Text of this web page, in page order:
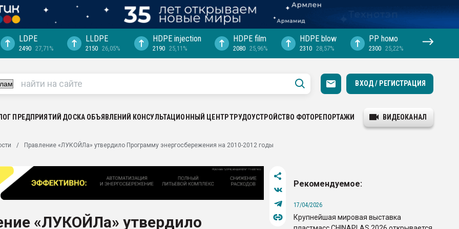
выходит на
рынке
LDPE
2490 27,71%
LLDPE
2150 26,05%
HDPE injection
2190 25,11%
HDPE film
2080 25,96%
HDPE blow
2310 28,57%
PP hомо
2300 25,22%
ВХОД / РЕГИСТРАЦИЯ
ПРЕДПРИЯТИЙ ДОСКА ОБЪЯВЛЕНИЙ КОНСУЛЬТАЦИОННЫЙ ЦЕНТРТРУДОУСТРОЙСТВО ФОТОРЕПОРТАЖИ ВИДЕОКАНАЛ
Правление «ЛУКОЙЛа» утвердило Программу энергосбережения на 2010-2012 годы
«ЛУКОЙЛа» утвердило
Рекомендуемое:
17/04/2026
Крупнейшая мировая выставка